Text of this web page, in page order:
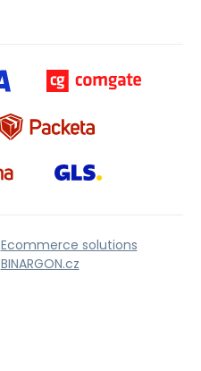
Ecommerce solutions
BINARGON.cz